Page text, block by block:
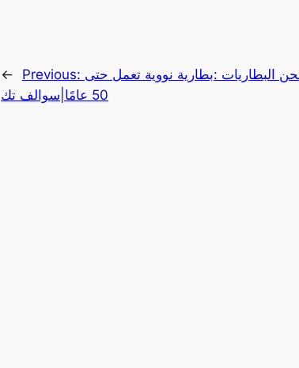
← Previous: البطاريات :بطارية نووية تعمل حتى
50 عامًا|سوالف تك